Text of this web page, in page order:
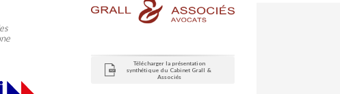
Télécharger la présentation
synthétique du Cabinet Grall &
Associés